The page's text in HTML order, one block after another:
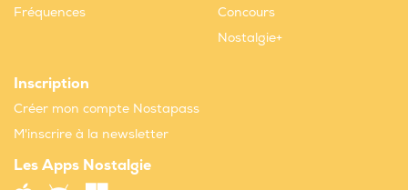
Fréquences
Concours
Nostalgie+
Inscription
Créer mon compte Nostapass
M'inscrire à la newsletter
Les Apps Nostalgie